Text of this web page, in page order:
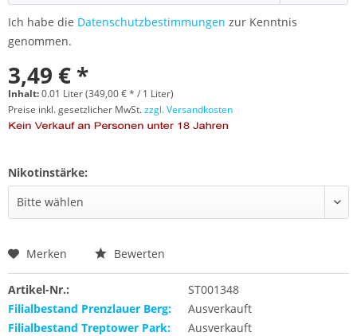
Ich habe die Datenschutzbestimmungen zur Kenntnis
genommen.
3,49 € *
Inhalt:0.01 Liter (349,00 € * / 1 Liter)
Preise inkl. gesetzlicher MwSt.zzgl. Versandkosten
Nikotinstärke:
Merken Bewerten
Artikel-Nr.:
ST001348
Filialbestand Prenzlauer Berg:
Ausverkauft
Filialbestand Treptower Park:
Ausverkauft